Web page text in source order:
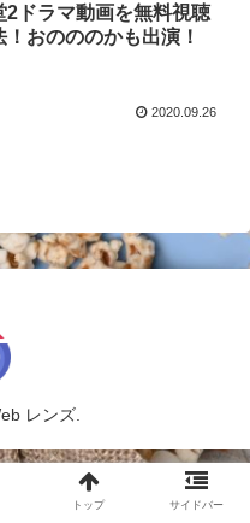
2ドラマ動画を無料視聴
！おのののかも出演！
2020.09.26
レンズ.
トップ サイドバー